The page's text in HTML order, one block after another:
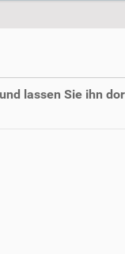
lassen Sie ihn